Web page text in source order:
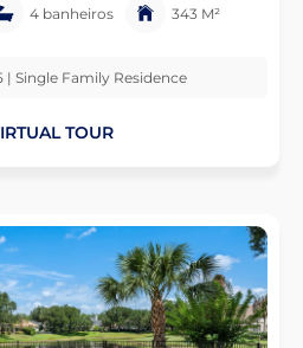
4 banheiros 343 M²
| Single Family Residence
TOUR